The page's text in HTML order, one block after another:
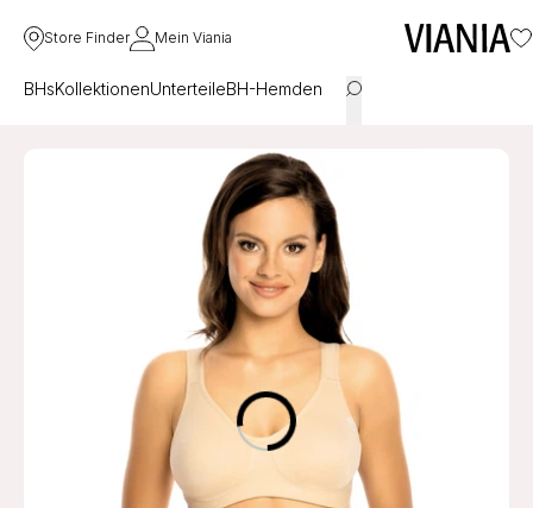
Store Finder Mein Viania
BHsKollektionenUnterteileBH-Hemden